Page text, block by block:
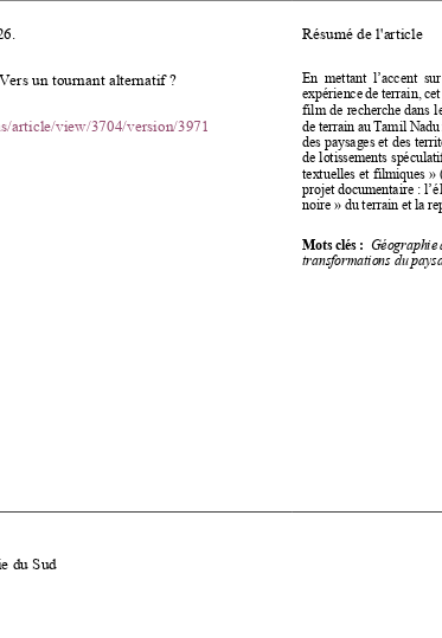
6
un tournant alternatif ?
article/view/3704/version/3971
Résumé de l'article
En  mettant  lʼaccent
expérience de terrain,
film de recherche dans
de terrain au Tamil
des paysages et des
de lotissements
textuelles et filmiques »
projet documentaire :
noire » du terrain et la
Mots clés : Géographie
transformations du
du Sud